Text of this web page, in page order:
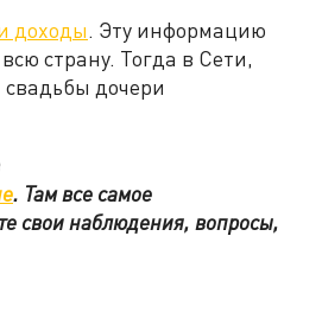
доходы. Эту информацию
страну. Тогда в Сети,
дочери
. Там все самое
свои наблюдения, вопросы,